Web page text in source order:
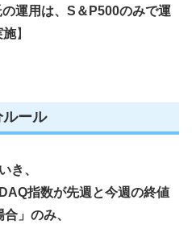
運用は、S＆P500のみで運
施】
ール
き、
指数が先週と今週の終値
」のみ、